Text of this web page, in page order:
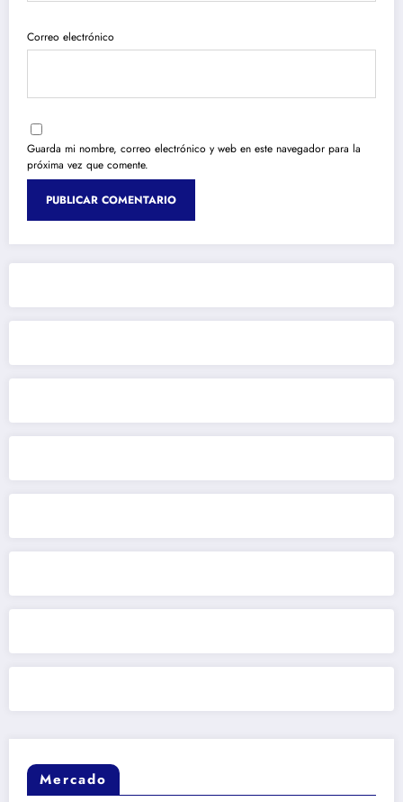
Correo electrónico
Guarda mi nombre, correo electrónico y web en este navegador para la
próxima vez que comente.
Mercado